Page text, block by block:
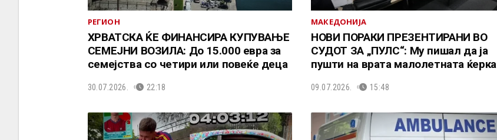
РЕГИОН
ХРВАТСКА ЌЕ ФИНАНСИРА КУПУВАЊЕ
СЕМЕЈНИ ВОЗИЛА: До 15.000 евра за
семејства со четири или повеќе деца
30.07.2026. 22:18
МАКЕДОНИЈА
НОВИ ПОРАКИ ПРЕЗЕНТИРАНИ ВО
СУДОТ ЗА „ПУЛС“: Му пишал да ја
пушти на врата малолетната ќерка
09.07.2026. 15:48